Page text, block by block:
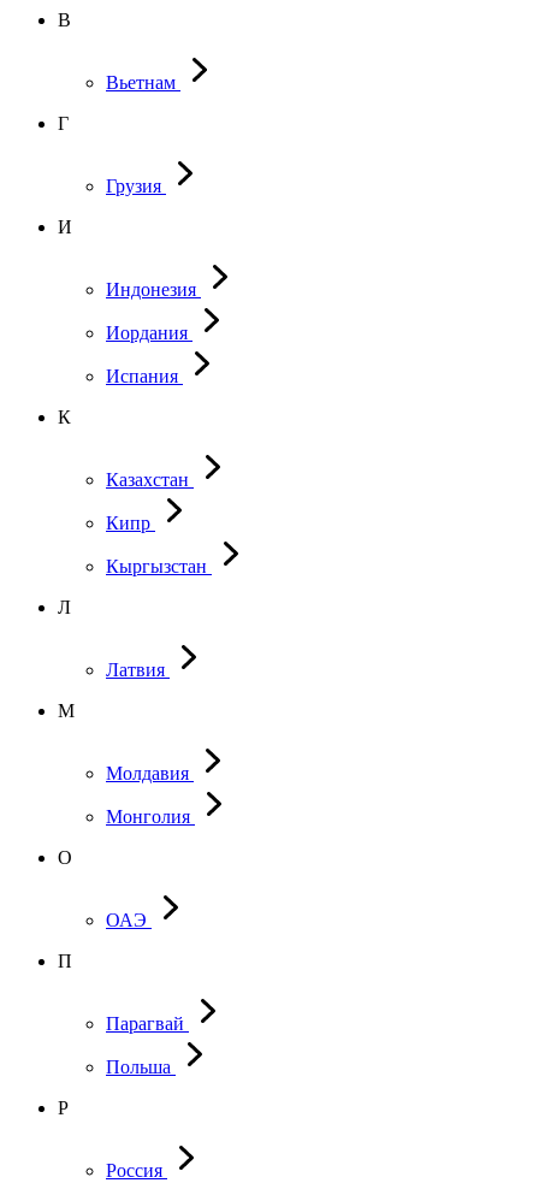
В
Вьетнам
Г
Грузия
И
Индонезия
Иордания
Испания
К
Казахстан
Кипр
Кыргызстан
Л
Латвия
М
Молдавия
Монголия
О
ОАЭ
П
Парагвай
Польша
Р
Россия